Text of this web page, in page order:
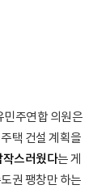
민주연합 의원은
택 건설 계획을
작스러웠다는 게
권 팽창만 하는